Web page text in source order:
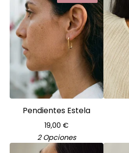
Pendientes Estela
19,00 €
2 Opciones